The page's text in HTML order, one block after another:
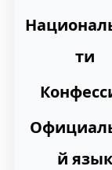
ти
й язык